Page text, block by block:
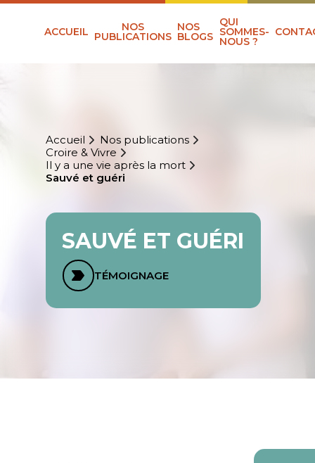
ACCUEIL NOS
PUBLICATIONS
NOS
BLOGS
QUI
SOMMES-
NOUS ?
Accueil
Nos publications
Croire & Vivre
Il y a une vie après la mort
Sauvé et guéri
SAUVÉ ET GUÉRI
TÉMOIGNAGE